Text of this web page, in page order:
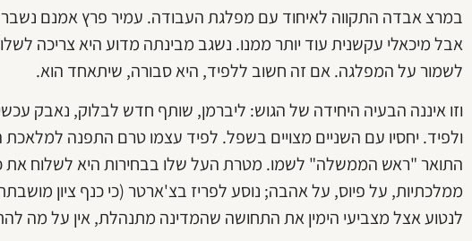
במרצ אבדה התקווה לאיחוד עם מפלגת העבודה. עמיר פרץ אמנם
אבל מיכאלי עקשנית עוד יותר ממנו. נשגב מבינתה מדוע היא צריכה
לשמור על המפלגה. אם זה חשוב ללפיד, היא סבורה, שיתאחד הוא.
וזו איננה הבעיה היחידה של הגוש: ליברמן, שותף חדש לבלוק, נאבק
ולפיד. יחסיו עם השניים מצויים בשפל. לפיד עצמו טרם התפנה
התואר "ראש הממשלה" לשמו. מטרת העל שלו בבחירות היא לשלוח את
ממלכתיות, על פיוס, על אהבה; נוסע לפריז בצ'ארטר (כי כנף ציון
לנטוע אצל מצביעי הימין את התחושה שהמדינה מתנהלת, אין על מה